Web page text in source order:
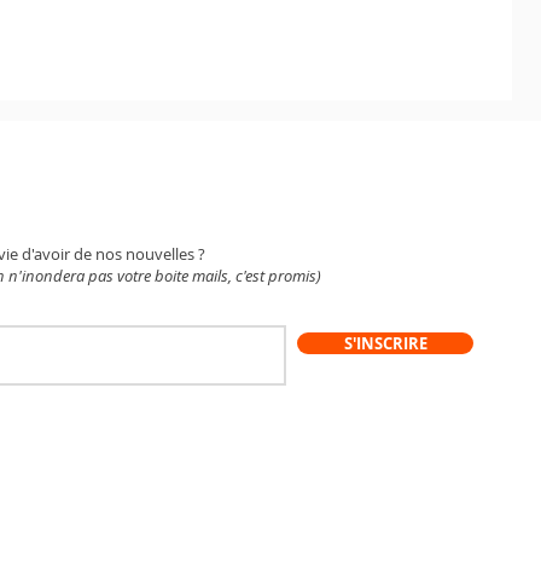
d'avoir de nos nouvelles ?
n'inondera pas votre boite mails, c'est promis)
S'INSCRIRE